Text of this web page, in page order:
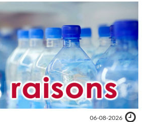
06-08-2026